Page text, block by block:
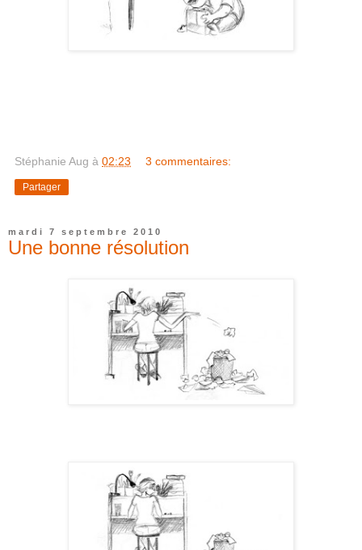
Stéphanie Aug à 02:23 3 commentaires:
Partager
mardi 7 septembre 2010
Une bonne résolution